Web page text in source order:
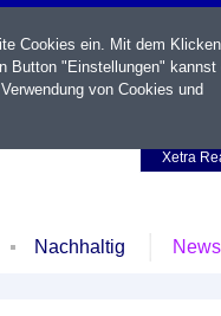
Xetra
Nachhaltig News
Cookies ein. Mit dem
Button "Einstellungen" kannst
von Cookies und